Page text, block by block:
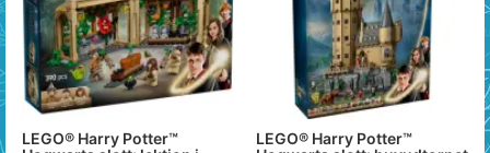
LEGO® Harry Potter™
LEGO® Harry Potter™